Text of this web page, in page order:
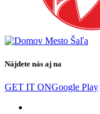
Nájdete nás aj na
GET IT ONGoogle Play